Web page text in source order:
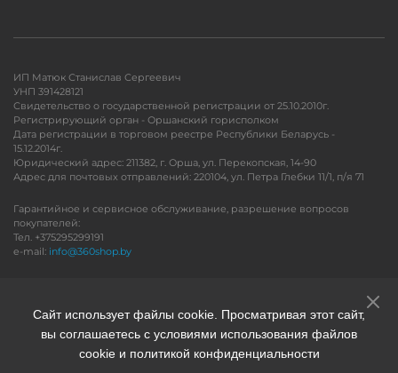
ИП Матюк Станислав Сергеевич
УНП 391428121
Свидетельство о государственной регистрации от 25.10.2010г.
Регистрирующий орган - Оршанский горисполком
Дата регистрации в торговом реестре Республики Беларусь -
15.12.2014г.
Юридический адрес: 211382, г. Орша, ул. Перекопская, 14-90
Адрес для почтовых отправлений: 220104, ул. Петра Глебки 11/1, п/я 71
Гарантийное и сервисное обслуживание, разрешение вопросов
покупателей:
Тел. +375295299191
e-mail: info@360shop.by
Сайт использует файлы cookie. Просматривая этот сайт,
вы соглашаетесь с условиями использования файлов
cookie и политикой конфиденциальности